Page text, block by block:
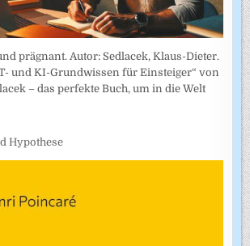
prägnant. Autor: Sedlacek, Klaus-Dieter.
und KI-Grundwissen für Einsteiger“ von
– das perfekte Buch, um in die Welt
Hypothese